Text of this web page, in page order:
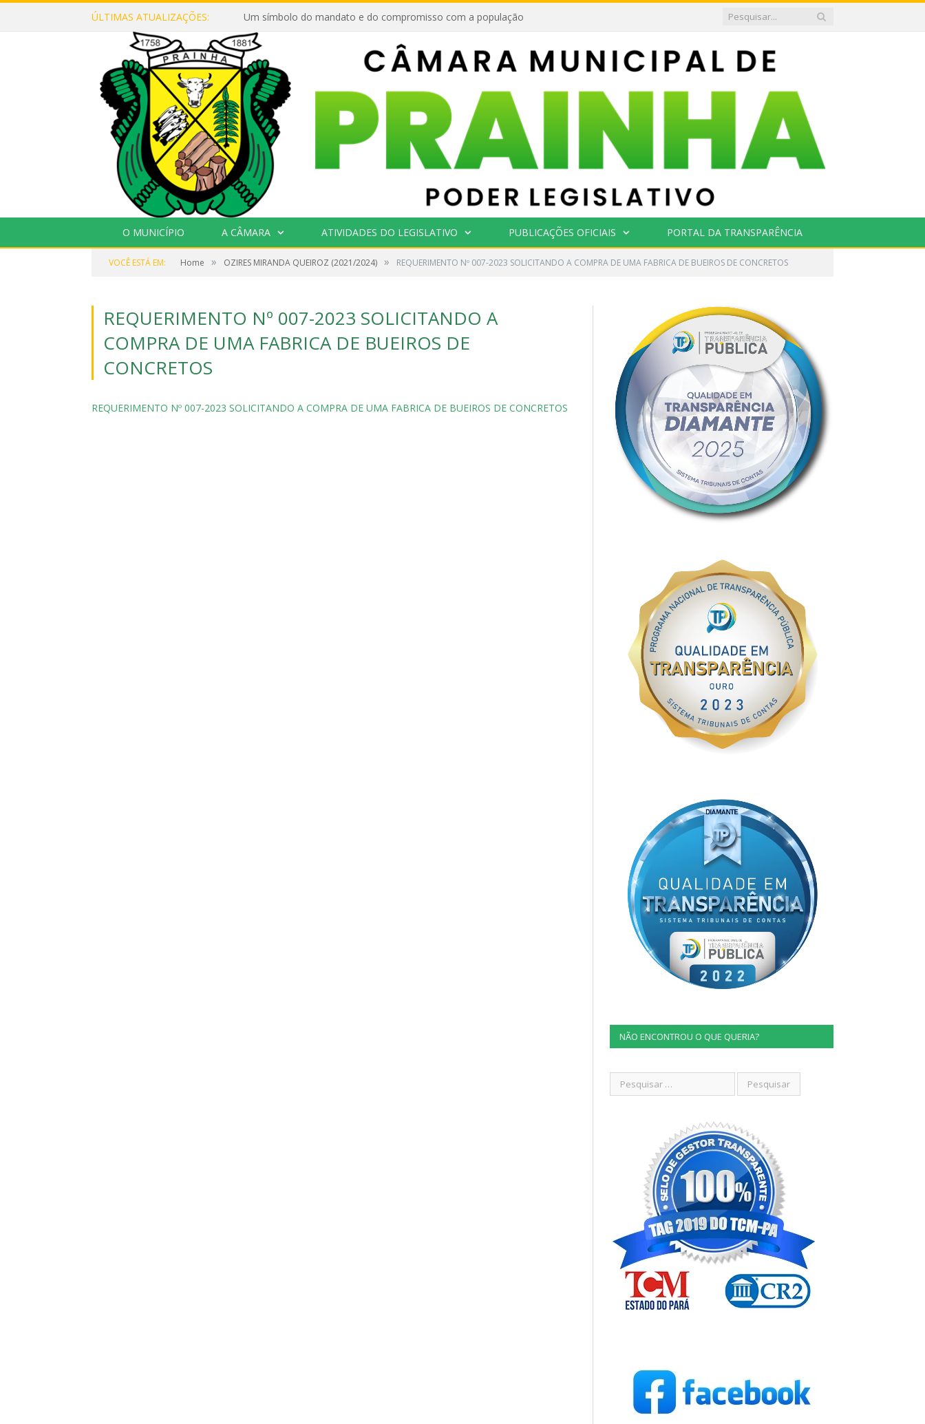
ÚLTIMAS ATUALIZAÇÕES: Um símbolo do mandato e do compromisso com a população
O MUNICÍPIO A CÂMARA ATIVIDADES DO LEGISLATIVO PUBLICAÇÕES OFICIAIS PORTAL DA TRANSPARÊNCIA
VOCÊ ESTÁ EM: Home » OZIRES MIRANDA QUEIROZ (2021/2024) » REQUERIMENTO Nº 007-2023 SOLICITANDO A COMPRA DE UMA FABRICA DE BUEIROS DE CONCRETOS
REQUERIMENTO Nº 007-2023 SOLICITANDO A
COMPRA DE UMA FABRICA DE BUEIROS DE
CONCRETOS
REQUERIMENTO Nº 007-2023 SOLICITANDO A COMPRA DE UMA FABRICA DE BUEIROS DE CONCRETOS
NÃO ENCONTROU O QUE QUERIA?